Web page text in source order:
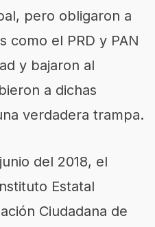
pero obligaron a
como el PRD y PAN
y bajaron al
a dichas
verdadera trampa.
del 2018, el
Estatal
Ciudadana de